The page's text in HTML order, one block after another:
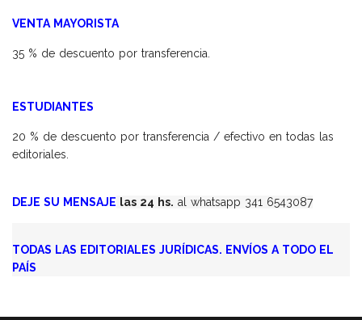
VENTA MAYORISTA
35 % de descuento por transferencia.
ESTUDIANTES
20 % de descuento por transferencia / efectivo en todas las
editoriales.
DEJE SU MENSAJE las 24 hs. al whatsapp 341 6543087
TODAS LAS EDITORIALES JURÍDICAS. ENVÍOS A TODO EL
PAÍS